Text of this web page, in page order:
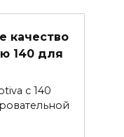
качество
140 для
с 140